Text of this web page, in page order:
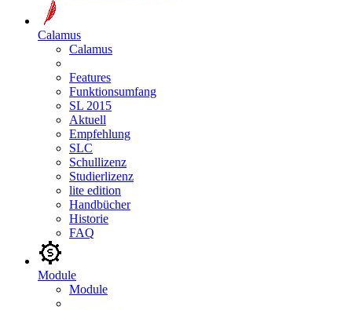
Calamus
Calamus
Features
Funktionsumfang
SL 2015
Aktuell
Empfehlung
SLC
Schullizenz
Studierlizenz
lite edition
Handbücher
Historie
FAQ
Module
Module